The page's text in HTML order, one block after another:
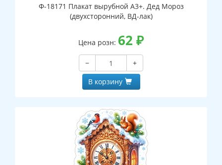
Ф-18171 Плакат вырубной А3+. Дед Мороз
(двухсторонний, ВД-лак)
Цена розн: 62 ₽
−
+
В корзину